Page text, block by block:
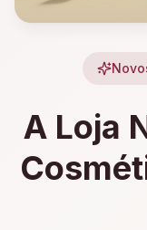
A Loja